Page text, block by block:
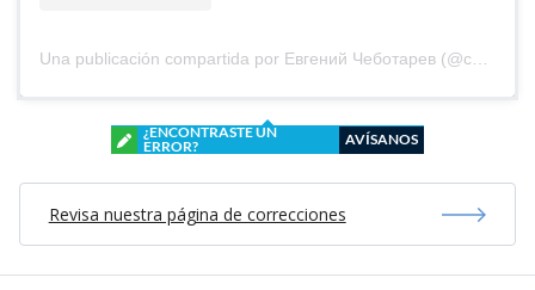
¿ENCONTRASTE UN
ERROR?
AVÍSANOS
Revisa nuestra página de correcciones